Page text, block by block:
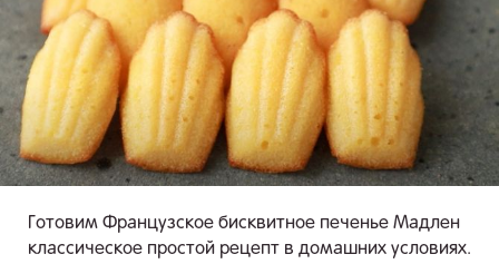
Готовим Французское бисквитное печенье Мадлен
классическое простой рецепт в домашних условиях.